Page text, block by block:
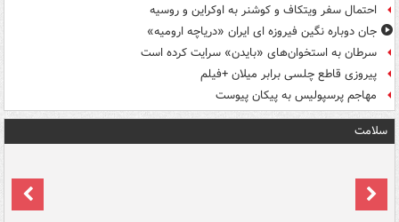
احتمال سفر ویتکاف و کوشنر به اوکراین و روسیه
جان دوباره نگین فیروزه ای ایران «دریاچه ارومیه»
سرطان به استخوان‌های «بایدن» سرایت کرده است
پیروزی قاطع چلسی برابر میلان +فیلم
مهاجم پرسپولیس به پیکان پیوست
سلامت